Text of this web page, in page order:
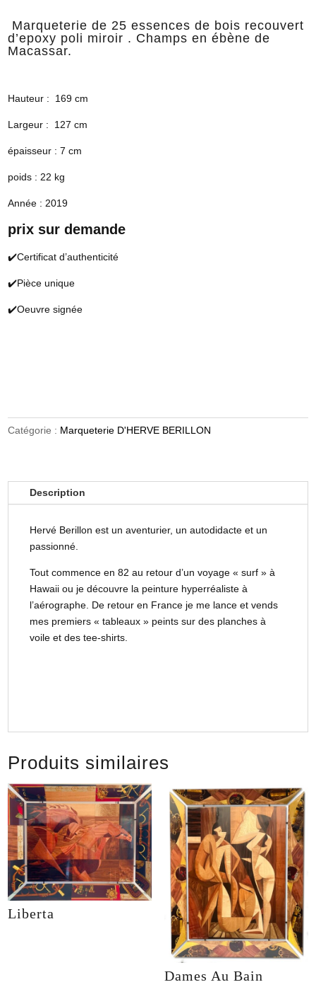
Marqueterie de 25 essences de bois recouvert
d’epoxy poli miroir . Champs en ébène de
Macassar.
Hauteur : 169 cm
Largeur : 127 cm
épaisseur : 7 cm
poids : 22 kg
Année : 2019
prix sur demande
✔️Certificat d’authenticité
✔️Pièce unique
✔️Oeuvre signée
Catégorie : Marqueterie D'HERVE BERILLON
Description
Hervé Berillon est un aventurier, un autodidacte et un
passionné.
Tout commence en 82 au retour d’un voyage « surf » à
Hawaii ou je découvre la peinture hyperréaliste à
l’aérographe. De retour en France je me lance et vends
mes premiers « tableaux » peints sur des planches à
voile et des tee-shirts.
Produits similaires
Liberta
Dames Au Bain